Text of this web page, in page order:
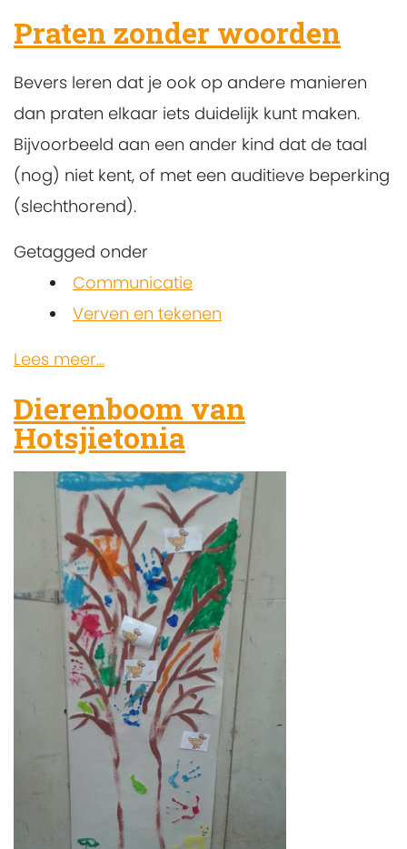
Praten zonder woorden
Bevers leren dat je ook op andere manieren
dan praten elkaar iets duidelijk kunt maken.
Bijvoorbeeld aan een ander kind dat de taal
(nog) niet kent, of met een auditieve beperking
(slechthorend).
Getagged onder
Communicatie
Verven en tekenen
Lees meer...
Dierenboom van
Hotsjietonia